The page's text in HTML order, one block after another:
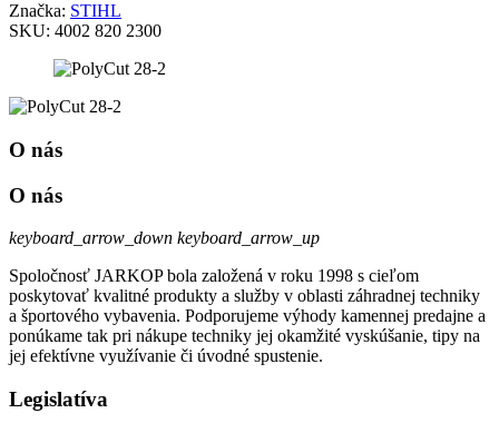
Značka: STIHL
SKU: 4002 820 2300
O nás
O nás
keyboard_arrow_down keyboard_arrow_up
Spoločnosť JARKOP bola založená v roku 1998 s cieľom
poskytovať kvalitné produkty a služby v oblasti záhradnej techniky
a športového vybavenia. Podporujeme výhody kamennej predajne a
ponúkame tak pri nákupe techniky jej okamžité vyskúšanie, tipy na
jej efektívne využívanie či úvodné spustenie.
Legislatíva